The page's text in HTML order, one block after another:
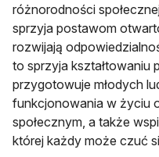
różnorodności
sprzyja postawom
rozwijają
to sprzyja kształtowaniu
przygotowuje młodych
funkcjonowania w życiu
społecznym, a także
której każdy może czuć